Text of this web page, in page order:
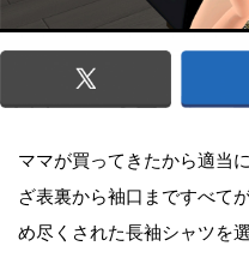
ママが買ってきたから適当
ざ表裏から袖口まですべて
め尽くされた長袖シャツを